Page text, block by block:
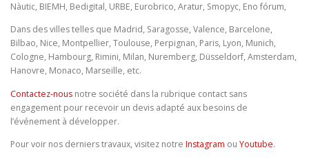
Nàutic, BIEMH, Bedigital, URBE, Eurobrico, Aratur, Smopyc, Eno fórum,
Dans des villes telles que Madrid, Saragosse, Valence, Barcelone,
Bilbao, Nice, Montpellier, Toulouse, Perpignan, Paris, Lyon, Munich,
Cologne, Hambourg, Rimini, Milan, Nuremberg, Düsseldorf, Amsterdam,
Hanovre, Monaco, Marseille, etc.
Contactez-nous notre société dans la rubrique contact sans
engagement pour recevoir un devis adapté aux besoins de
l’événement à développer.
Pour voir nos derniers travaux, visitez notre Instagram ou Youtube.